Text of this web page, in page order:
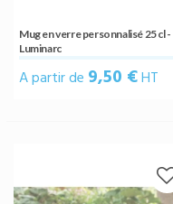
Mug en verre personnalisé 25 cl -
Luminarc
A partir de 9,50 €HT